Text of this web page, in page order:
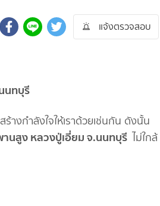
แจ้งตรวจสอบ
นทบุรี
างกำลังใจให้เราด้วยเช่นกัน ดังนั้น
นสูง หลวงปู่เอี่ยม จ.นนทบุรี ไม่ใกล้